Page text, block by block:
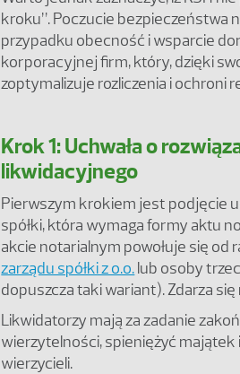
kroku”. Poczucie bezpieczeństwa
przypadku obecność i wsparcie
korporacyjnej firm, który, dzięki
zoptymalizuje rozliczenia i ochroni
Krok 1: Uchwała o
likwidacyjnego
Pierwszym krokiem jest podjęcie
spółki, która wymaga formy aktu
akcie notarialnym powołuje się od
zarządu spółki z o.o.lub osoby
dopuszcza taki wariant). Zdarza
Likwidatorzy mają za zadanie
wierzytelności, spieniężyć
wierzycieli.